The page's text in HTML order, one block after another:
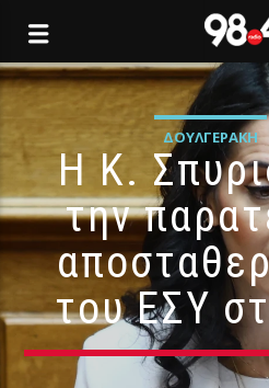
ΔΟΥΛΓΕΡΆΚΗ
Η Κ.
την
του ΕΣΥ